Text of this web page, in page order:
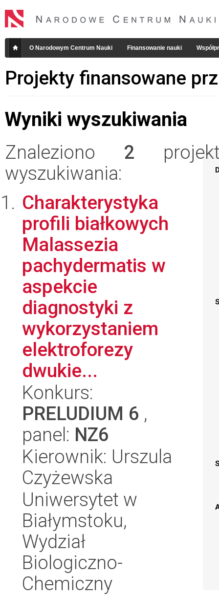
O Narodowym Centrum Nauki Finansowanie nauki
Projekty finansowane
Wyniki wyszukiwania
Znaleziono 2
wyszukiwania:
Charakterystyka
profili białkowych
Malassezia
pachydermatis w
aspekcie
diagnostyki z
wykorzystaniem
elektroforezy
dwukie...
Konkurs:
PRELUDIUM 6 ,
panel: NZ6
Kierownik: Urszula
Czyżewska
Uniwersytet w
Białymstoku,
Wydział
Biologiczno-
Chemiczny